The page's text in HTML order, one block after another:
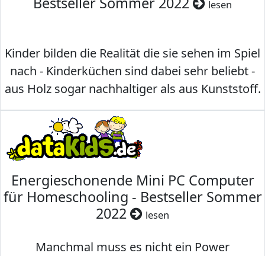
lesen
Kinder bilden die Realität die sie sehen im Spiel
nach - Kinderküchen sind dabei sehr beliebt -
aus Holz sogar nachhaltiger als aus Kunststoff.
Energieschonende Mini PC Computer
für Homeschooling - Bestseller Sommer
2022
lesen
Manchmal muss es nicht ein Power